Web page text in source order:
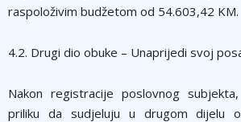
raspoloživim budžetom od 54.603,42 KM.
4.2. Drugi dio obuke – Unaprijedi svoj
Nakon registracije poslovnog
priliku da sudjeluju u drugom dijelu